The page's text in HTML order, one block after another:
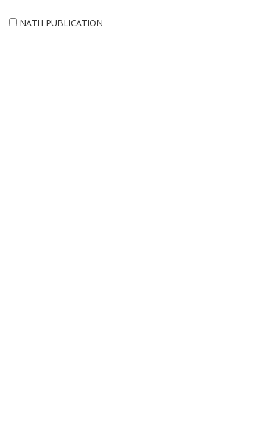
NATH PUBLICATION